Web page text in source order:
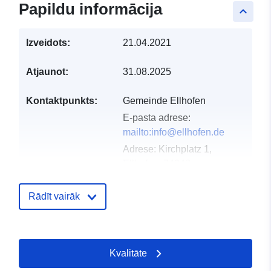
keyboard_arrow_up
Papildu informācija
Izveidots: 21.04.2021
Atjaunot: 31.08.2025
Kontaktpunkts:
Gemeinde Ellhofen
E-pasta adrese:
mailto:info@ellhofen.de
Adrese: Kirchplatz 1,
ieraksts:
2026
Jaunākā informācija par
Rādīt vairāk
Kvalitāte